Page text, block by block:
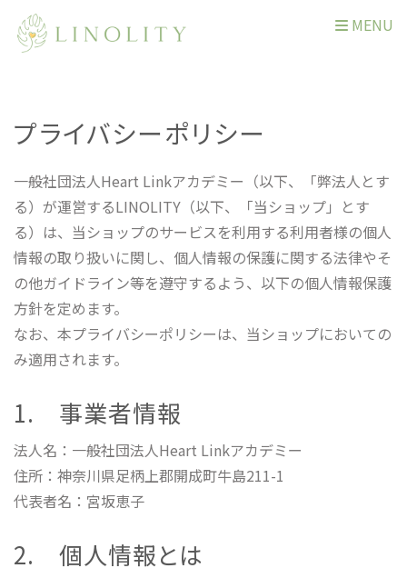
MENU
プライバシーポリシー
一般社団法人Heart Linkアカデミー（以下、「弊法人とす
る）が運営するLINOLITY（以下、「当ショップ」とす
る）は、当ショップのサービスを利用する利用者様の個人
情報の取り扱いに関し、個人情報の保護に関する法律やそ
の他ガイドライン等を遵守するよう、以下の個人情報保護
方針を定めます。
なお、本プライバシーポリシーは、当ショップにおいての
み適用されます。
1. 事業者情報
法人名：一般社団法人Heart Linkアカデミー
住所：神奈川県足柄上郡開成町牛島211-1
代表者名：宮坂恵子
2. 個人情報とは